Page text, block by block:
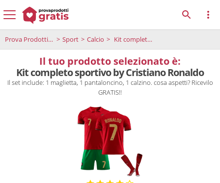
Prova Prodotti Gratis Sport Calcio Kit completo sportivo by Cristiano Ronaldo
Il tuo prodotto selezionato è:
Kit completo sportivo by Cristiano Ronaldo
Il set include: 1 maglietta, 1 pantaloncino, 1 calzino. cosa aspetti? Ricevilo
GRATIS!!